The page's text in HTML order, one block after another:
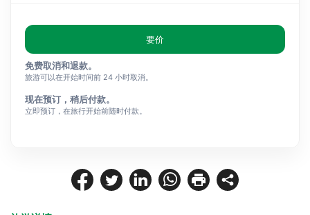
要价
免费取消和退款。
旅游可以在开始时间前 24 小时取消。
现在预订，稍后付款。
立即预订，在旅行开始前随时付款。